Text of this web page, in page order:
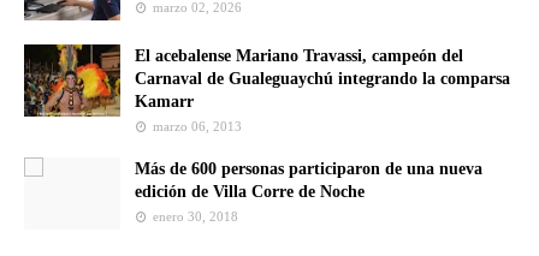
marzo 02, 2026
El acebalense Mariano Travassi, campeón del
Carnaval de Gualeguaychú integrando la comparsa
Kamarr
marzo 06, 2013
Más de 600 personas participaron de una nueva
edición de Villa Corre de Noche
enero 30, 2018